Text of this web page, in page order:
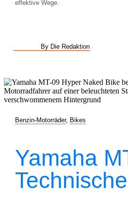
effektive Wege.
By Die Redaktion
Benzin-Motorräder, Bikes
Yamaha